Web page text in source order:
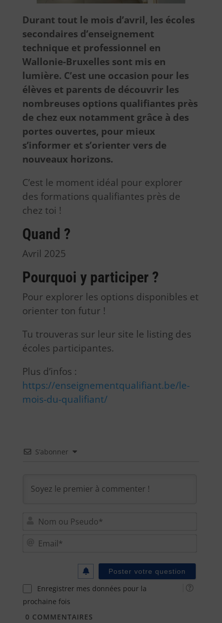
Durant tout le mois d’avril, les écoles
secondaires d’enseignement
technique et professionnel en
Wallonie-Bruxelles sont mis en
lumière. C’est une occasion pour les
élèves et parents de découvrir les
nombreuses options qualifiantes près
de chez eux notamment grâce à des
portes ouvertes, pour mieux
s’informer et s’orienter vers de
nouveaux horizons.
C’est le moment idéal pour explorer
des formations qualifiantes près de
chez toi !
Quand ?
Avril 2025
Pourquoi y participer ?
Pour explorer les options disponibles et
orienter ton futur !
Tu trouveras sur leur site le listing des
écoles participantes.
Plus d’infos :
https://enseignementqualifiant.be/le-
mois-du-qualifiant/
S’abonner
Enregistrer mes données pour la
prochaine fois
0 COMMENTAIRES